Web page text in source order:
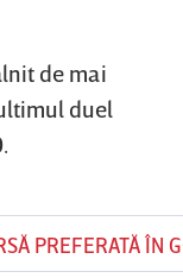
de mai
duel
PREFERATĂ ÎN